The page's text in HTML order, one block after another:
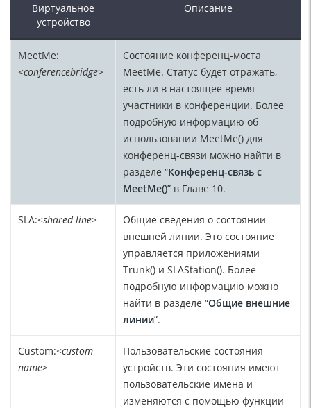
Виртуальное
устройство
Описание
MeetMe:
<conferencebridge>
Состояние конференц-моста
MeetMe. Статус будет отражать,
есть ли в настоящее время
участники в конференции. Более
подробную информацию об
использовании MeetMe() для
конференц-связи можно найти в
разделе “Конференц-связь с
MeetMe()” в Главе 10.
SLA:<shared line>
Общие сведения о состоянии
внешней линии. Это состояние
управляется приложениями
Trunk() и SLAStation(). Более
подробную информацию можно
найти в разделе “Общие внешние
линии”.
Custom:<custom
name>
Пользовательские состояния
устройств. Эти состояния имеют
пользовательские имена и
изменяются с помощью функции